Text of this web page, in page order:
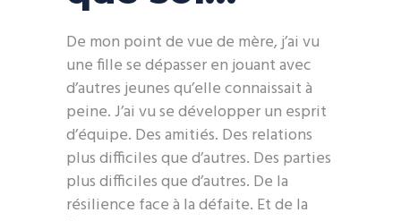
De mon point de vue de mère, j’ai vu
une fille se dépasser en jouant avec
d’autres jeunes qu’elle connaissait à
peine. J’ai vu se développer un esprit
d’équipe. Des amitiés. Des relations
plus difficiles que d’autres. Des parties
plus difficiles que d’autres. De la
résilience face à la défaite. Et de la